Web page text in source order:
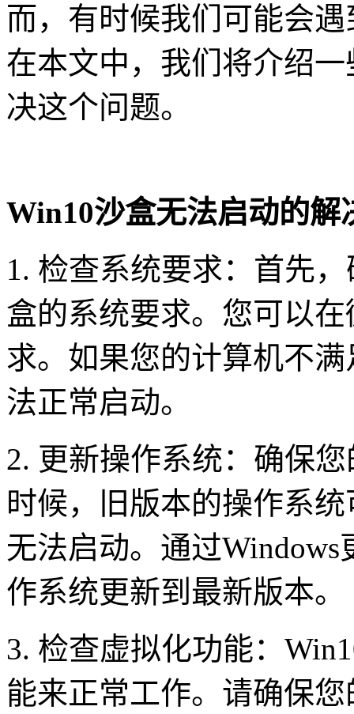
而，有时候我们可能会
在本文中，我们将介绍
决这个问题。
Win10沙盒无法启动的解
1. 检查系统要求：首先
盒的系统要求。您可以
求。如果您的计算机不
法正常启动。
2. 更新操作系统：确保
时候，旧版本的操作系
无法启动。通过
作系统更新到最新版本。
3. 检查虚拟化功能：
能来正常工作。请确保